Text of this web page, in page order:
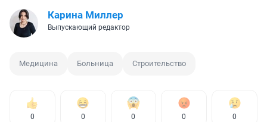
Карина Миллер
Выпускающий редактор
Медицина Больница Строительство
0 0 0 0 0